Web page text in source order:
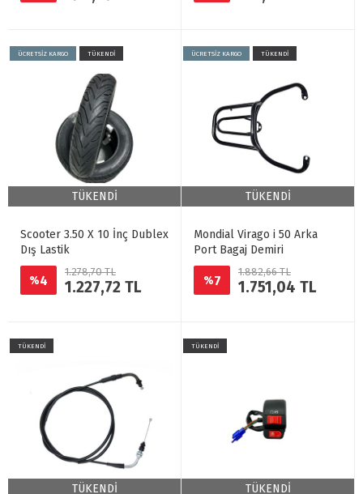
ÜCRETSİZ KARGO TÜKENDİ
TÜKENDİ
Scooter 3.50 X 10 İnç Dublex
Dış Lastik
%4
1.278,70 TL
1.227,72 TL
ÜCRETSİZ KARGO TÜKENDİ
TÜKENDİ
Mondial Virago i 50 Arka
Port Bagaj Demiri
%7
1.882,66 TL
1.751,04 TL
TÜKENDİ
TÜKENDİ
TÜKENDİ
TÜKENDİ